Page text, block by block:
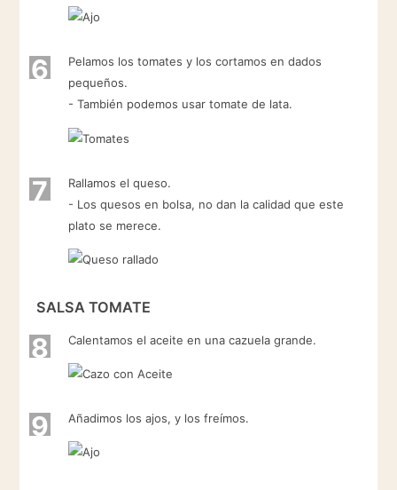
6
Pelamos los tomates y los cortamos en dados
pequeños.
- También podemos usar tomate de lata.
7
Rallamos el queso.
- Los quesos en bolsa, no dan la calidad que este
plato se merece.
SALSA TOMATE
8 Calentamos el aceite en una cazuela grande.
9 Añadimos los ajos, y los freímos.